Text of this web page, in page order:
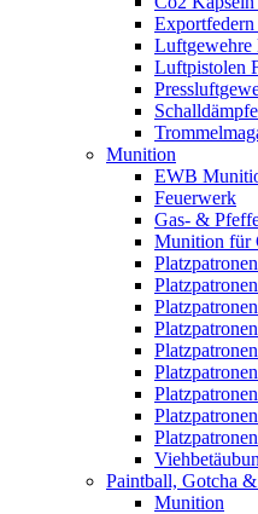
Luftgewehre
Luftpistolen
Munition
EWB
Feuerwerk
Gas- &
Munition für
Paintball, Gotcha
Munition